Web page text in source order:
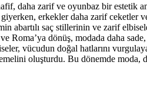
daha zarif ve oyunbaz bir estetik
erkekler daha zarif ceketler
abartılı saç stillerinin ve zarif
dönüş, modada daha
vücudun doğal hatlarını
oluşturdu. Bu dönemde